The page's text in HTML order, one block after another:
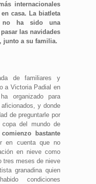
internacionales
casa. La biatleta
no ha sido una
las navidades
junto a su familia.
de familiares y
a Victoria Padial en
organizado para
y donde
de preguntarle por
del mundo de
bastante
en cuenta que no
en nieve como
tres meses de nieve
granadina quien
condiciones